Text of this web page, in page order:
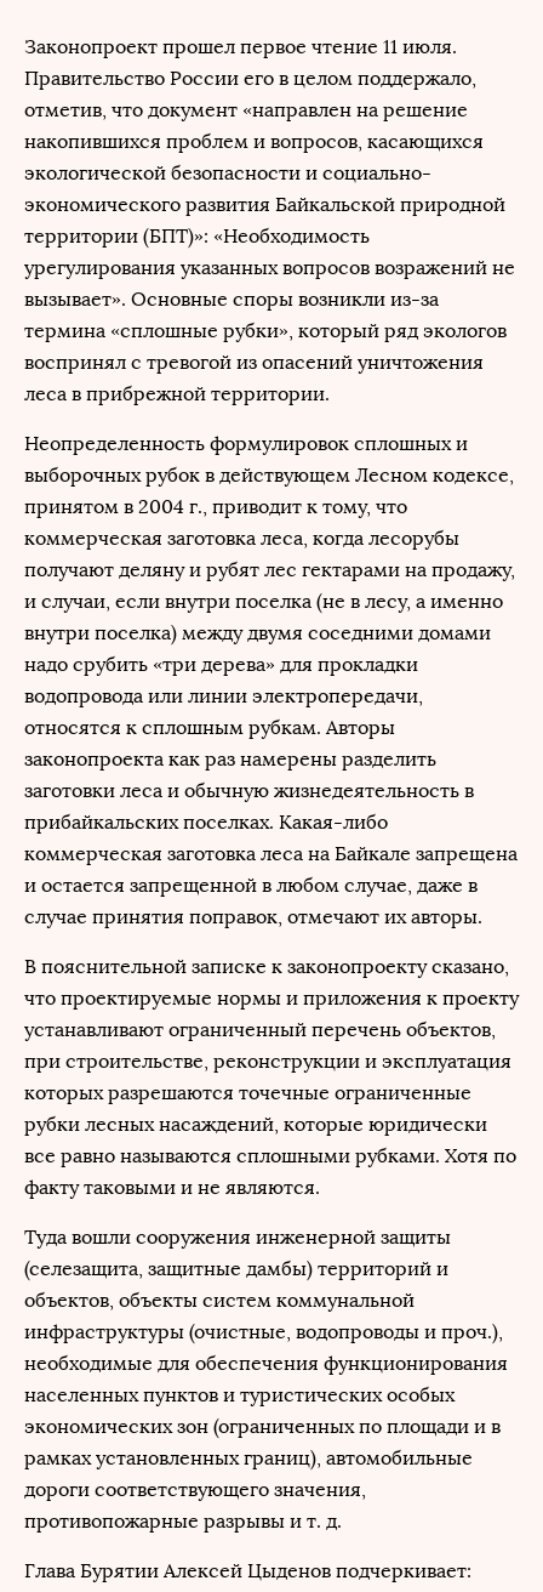
Законопроект прошел первое чтение 11 июля.
Правительство России его в целом поддержало,
отметив, что документ «направлен на решение
накопившихся проблем и вопросов, касающихся
экологической безопасности и социально-
экономического развития Байкальской природной
территории (БПТ)»: «Необходимость
урегулирования указанных вопросов возражений не
вызывает». Основные споры возникли из-за
термина «сплошные рубки», который ряд экологов
воспринял с тревогой из опасений уничтожения
леса в прибрежной территории.
Неопределенность формулировок сплошных и
выборочных рубок в действующем Лесном кодексе,
принятом в 2004 г., приводит к тому, что
коммерческая заготовка леса, когда лесорубы
получают деляну и рубят лес гектарами на продажу,
и случаи, если внутри поселка (не в лесу, а именно
внутри поселка) между двумя соседними домами
надо срубить «три дерева» для прокладки
водопровода или линии электропередачи,
относятся к сплошным рубкам. Авторы
законопроекта как раз намерены разделить
заготовки леса и обычную жизнедеятельность в
прибайкальских поселках. Какая-либо
коммерческая заготовка леса на Байкале запрещена
и остается запрещенной в любом случае, даже в
случае принятия поправок, отмечают их авторы.
В пояснительной записке к законопроекту сказано,
что проектируемые нормы и приложения к проекту
устанавливают ограниченный перечень объектов,
при строительстве, реконструкции и эксплуатация
которых разрешаются точечные ограниченные
рубки лесных насаждений, которые юридически
все равно называются сплошными рубками. Хотя по
факту таковыми и не являются.
Туда вошли сооружения инженерной защиты
(селезащита, защитные дамбы) территорий и
объектов, объекты систем коммунальной
инфраструктуры (очистные, водопроводы и проч.),
необходимые для обеспечения функционирования
населенных пунктов и туристических особых
экономических зон (ограниченных по площади и в
рамках установленных границ), автомобильные
дороги соответствующего значения,
противопожарные разрывы и т. д.
Глава Бурятии Алексей Цыденов подчеркивает: